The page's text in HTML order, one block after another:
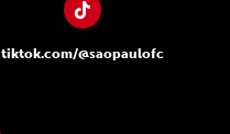
tiktok.com/@saopaulofc